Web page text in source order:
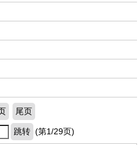
尾页
跳转 (第1/29页)